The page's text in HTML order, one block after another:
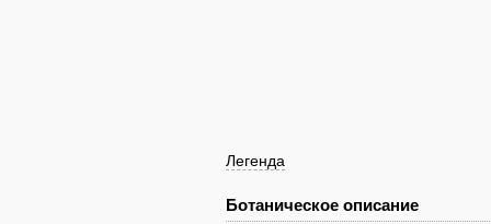
Легенда
Ботаническое описание